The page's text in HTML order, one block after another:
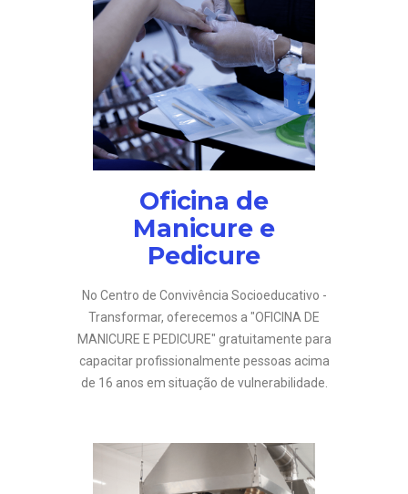
Oficina de
Manicure e
Pedicure
No Centro de Convivência Socioeducativo -
Transformar, oferecemos a "OFICINA DE
MANICURE E PEDICURE" gratuitamente para
capacitar profissionalmente pessoas acima
de 16 anos em situação de vulnerabilidade.